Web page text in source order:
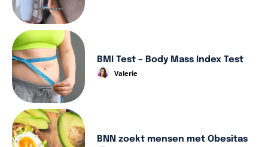
BMI Test – Body Mass Index Test
Valerie
BNN zoekt mensen met Obesitas